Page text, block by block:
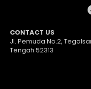
CONTACT US
Jl. Pemuda No.2,
Tengah 52313